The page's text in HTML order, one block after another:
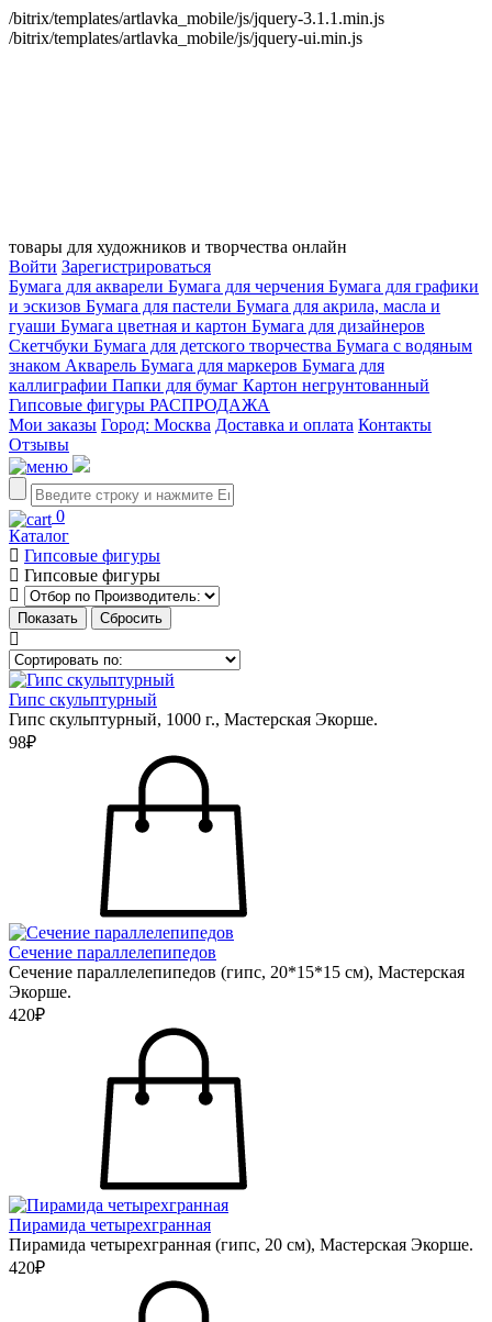
/bitrix/templates/artlavka_mobile/js/jquery-3.1.1.min.js
/bitrix/templates/artlavka_mobile/js/jquery-ui.min.js
товары для художников и творчества онлайн
Войти Зарегистрироваться
Бумага для акварели Бумага для черчения Бумага для графики
и эскизов Бумага для пастели Бумага для акрила, масла и
гуаши Бумага цветная и картон Бумага для дизайнеров
Скетчбуки Бумага для детского творчества Бумага с водяным
знаком Акварель Бумага для маркеров Бумага для
каллиграфии Папки для бумаг Картон негрунтованный
Гипсовые фигуры РАСПРОДАЖА
Мои заказы Город: Москва Доставка и оплата Контакты
Отзывы
0
Каталог
Гипсовые фигуры
Гипсовые фигуры
Гипс скульптурный
Гипс скульптурный, 1000 г., Мастерская Экорше.
98₽
Сечение параллелепипедов
Сечение параллелепипедов (гипс, 20*15*15 см), Мастерская
Экорше.
420₽
Пирамида четырехгранная
Пирамида четырехгранная (гипс, 20 см), Мастерская Экорше.
420₽